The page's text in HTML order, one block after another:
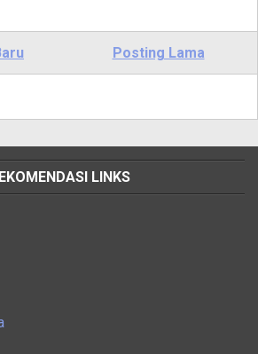
Posting Lama
LINKS